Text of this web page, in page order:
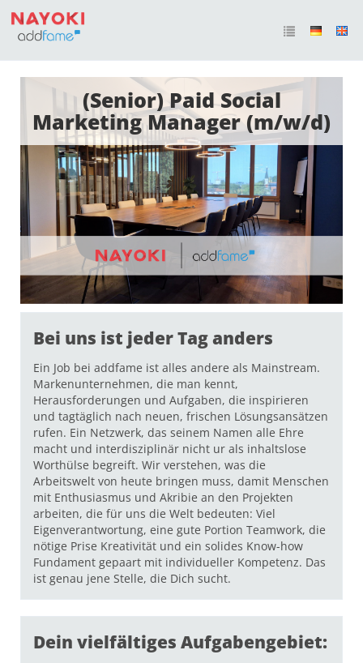
(Senior) Paid Social
Marketing Manager (m/w/d)
Bei uns ist jeder Tag anders
Ein Job bei addfame ist alles andere als Mainstream.
Markenunternehmen, die man kennt,
Herausforderungen und Aufgaben, die inspirieren
und tagtäglich nach neuen, frischen Lösungsansätzen
rufen. Ein Netzwerk, das seinem Namen alle Ehre
macht und interdisziplinär nicht ur als inhaltslose
Worthülse begreift. Wir verstehen, was die
Arbeitswelt von heute bringen muss, damit Menschen
mit Enthusiasmus und Akribie an den Projekten
arbeiten, die für uns die Welt bedeuten: Viel
Eigenverantwortung, eine gute Portion Teamwork, die
nötige Prise Kreativität und ein solides Know-how
Fundament gepaart mit individueller Kompetenz. Das
ist genau jene Stelle, die Dich sucht.
Dein vielfältiges Aufgabengebiet: